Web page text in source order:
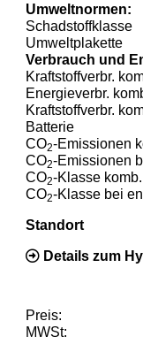
Umweltnormen:
Schadstoffklasse
Umweltplakette
Verbrauch und
Kraftstoffverbr.
Energieverbr.
Kraftstoffverbr.
Batterie
CO2-Emissionen
CO2-Emissionen
CO2-Klasse
CO2-Klasse bei
Standort
Details zum
Preis:
MWSt: